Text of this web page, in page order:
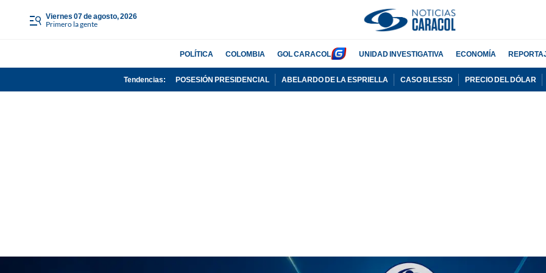
viernes 07 de agosto, 2026
Primero la gente
POLÍTICA COLOMBIA GOL CARACOL UNIDAD INVESTIGATIVA ECONOMÍA
Tendencias: POSESIÓN PRESIDENCIAL ABELARDO DE LA ESPRIELLA CASO BLESSD PRECIO DEL DÓLAR